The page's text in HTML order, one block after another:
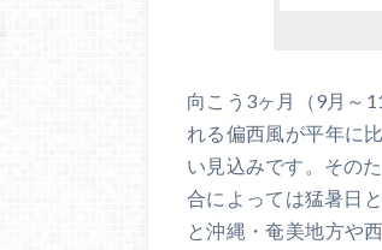
向こう3ヶ月（9月～
れる偏西風が平年に
い見込みです。そのた
合によっては猛暑日
と沖縄・奄美地方や